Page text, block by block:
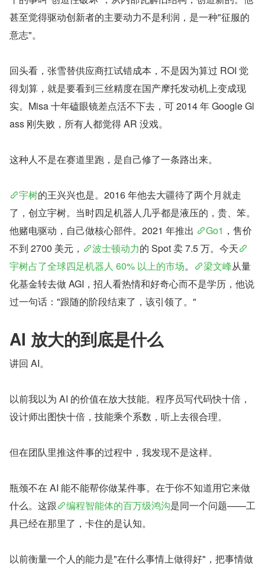
甚至觉得驱动创新者的主要动力不是利润，是一种"征服的
意志"。
回头看，张雪替供应商扛试错成本，不是因为算过 ROI 觉
得划算，就是要看到三丝精度在国产摩托发动机上变成现
实。Misa 十年磕眼镜差点活不下去，可 2014 年 Google Gl
ass 刚失败，所有人都觉得 AR 没戏。
这种人不是在赛道里跑，是自己修了一条路出来。
宇树的王兴兴也是。2016 年他去大疆待了两个月就走
了，创立宇树。当时四足机器人几乎都是液压的，贵、笨。
他赌电驱动，自己做核心部件。2021 年推出
Go1 ，售价
不到 2700 美元，
波士顿动力的 Spot 卖 7.5 万。今天
宇树占了全球四足机器人 60% 以上的市场。 梁文峰从量
化基金转去做 AGI，招人看热情和好奇心而不是学历，他说
过一句话："跟随的阶段结束了，该引领了。"
AI 放大的到底是什么
讲回 AI。
以前我以为 AI 的价值在放大技能。程序员写代码快十倍，
设计师出图快十倍，技能乘个系数，听上去很合理。
但在团队里推这件事的过程中，我发现不是这样。
瓶颈不在 AI 能不能帮你做某件事。在于你不知道用它来做
什么。这跟
编程智能体的百万级鸿沟是同一个问题——工
具已经在那里了，卡住的是认知。
以前衡量一个人的能力是"在什么事情上做得好"，把事情做